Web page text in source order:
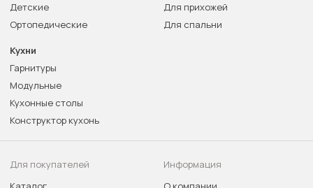
Детские
Ортопедические
Для прихожей
Для спальни
Кухни
Гарнитуры
Модульные
Кухонные столы
Конструктор кухонь
Для покупателей
Информация